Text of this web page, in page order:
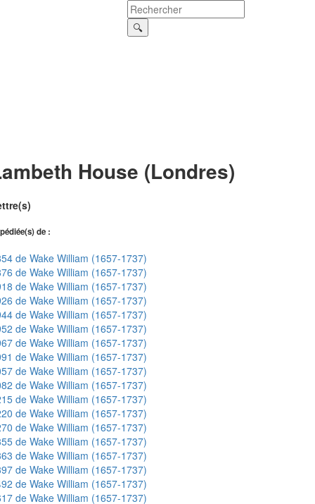
House (Londres)
de :
de Wake William (1657-1737)
de Wake William (1657-1737)
de Wake William (1657-1737)
de Wake William (1657-1737)
de Wake William (1657-1737)
de Wake William (1657-1737)
de Wake William (1657-1737)
de Wake William (1657-1737)
de Wake William (1657-1737)
de Wake William (1657-1737)
de Wake William (1657-1737)
de Wake William (1657-1737)
de Wake William (1657-1737)
de Wake William (1657-1737)
de Wake William (1657-1737)
de Wake William (1657-1737)
de Wake William (1657-1737)
de Wake William (1657-1737)